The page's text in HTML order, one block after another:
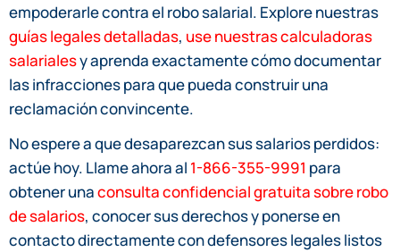
empoderarle contra el robo salarial. Explore nuestras
guías legales detalladas, use nuestras calculadoras
salarialesy aprenda exactamente cómo documentar
las infracciones para que pueda construir una
reclamación convincente.
No espere a que desaparezcan sus salarios perdidos:
actúe hoy. Llame ahora al 1-866-355-9991 para
obtener unaconsulta confidencial gratuita sobre robo
de salarios, conocer sus derechos y ponerse en
contacto directamente con defensores legales listos